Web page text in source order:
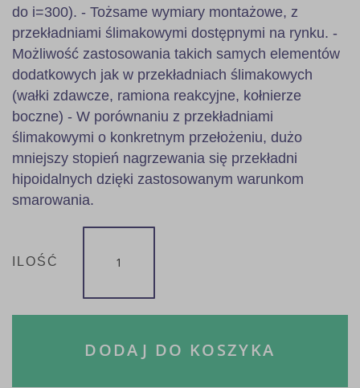
do i=300). - Tożsame wymiary montażowe, z
przekładniami ślimakowymi dostępnymi na rynku. -
Możliwość zastosowania takich samych elementów
dodatkowych jak w przekładniach ślimakowych
(wałki zdawcze, ramiona reakcyjne, kołnierze
boczne) - W porównaniu z przekładniami
ślimakowymi o konkretnym przełożeniu, dużo
mniejszy stopień nagrzewania się przekładni
hipoidalnych dzięki zastosowanym warunkom
smarowania.
ILOŚĆ
DODAJ DO KOSZYKA